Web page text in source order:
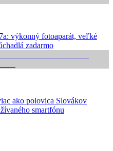
výkonný fotoaparát, veľké
zadarmo
ako polovica Slovákov
smartfónu